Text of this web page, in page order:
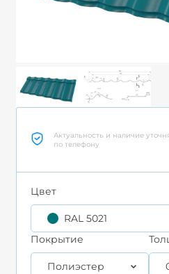
Актуальность и наличие
по телефону
Цвет
RAL 5021
Покрытие
Полиэстер